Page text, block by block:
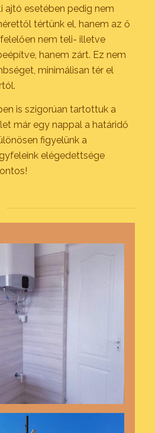
ajtó esetében pedig nem
tértünk el, hanem az ő
nem teli- illetve
hanem zárt. Ez nem
minimálisan tér el
is szigorúan tartottuk a
már egy nappal a határidő
figyelünk a
elégedettsége